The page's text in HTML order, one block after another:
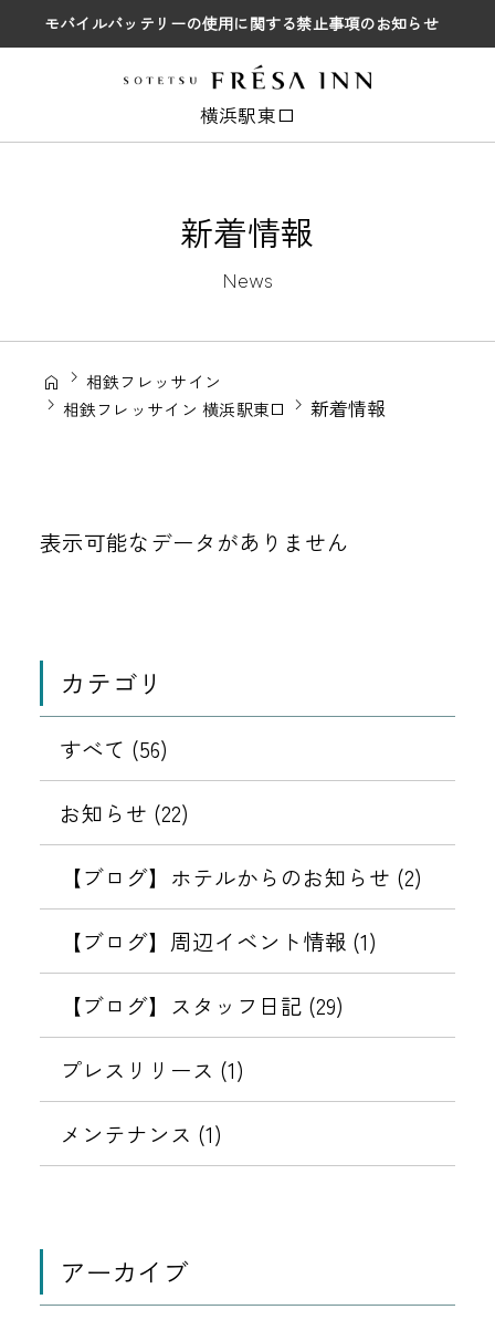
モバイルバッテリーの使用に関する禁止事項のお知らせ
横浜駅東口
新着情報
News
相鉄フレッサイン
相鉄フレッサイン 横浜駅東口
新着情報
表示可能なデータがありません
カテゴリ
すべて (56)
お知らせ (22)
【ブログ】ホテルからのお知らせ (2)
【ブログ】周辺イベント情報 (1)
【ブログ】スタッフ日記 (29)
プレスリリース (1)
メンテナンス (1)
アーカイブ